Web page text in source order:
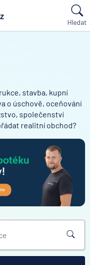
Hledat
stavba, kupní
o úschově, oceňování
společenství
realitní obchod?